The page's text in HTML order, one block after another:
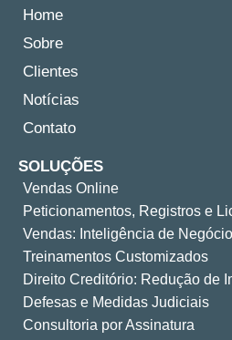
Home
Sobre
Clientes
Notícias
Contato
SOLUÇÕES
Vendas Online
Peticionamentos, Registros e
Vendas: Inteligência de
Treinamentos Customizados
Direito Creditório: Redução de
Defesas e Medidas Judiciais
Consultoria por Assinatura